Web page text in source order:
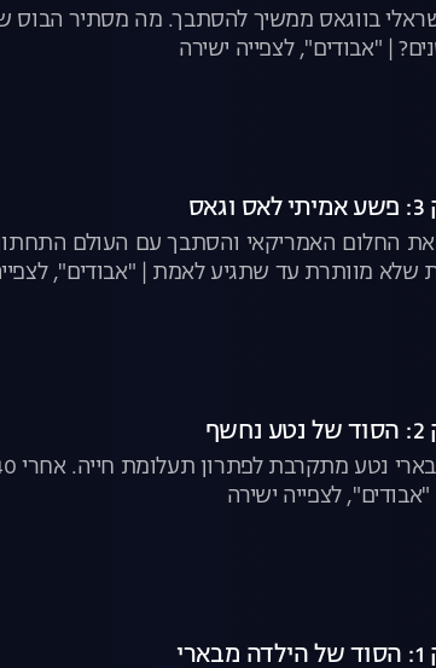
בווגאס ממשיך להסתבך. מה מסתיר
| "אבודים", לצפייה ישירה
את החלום האמריקאי והסתבך עם העולם
מוותרת עד שתגיע לאמת | "אבודים",
לצפייה ישירה